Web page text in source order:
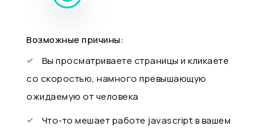
Возможные причины:
Вы просматриваете страницы и кликаете
со скоростью, намного превышающую
ожидаемую от человека
Что-то мешает работе javascript в вашем